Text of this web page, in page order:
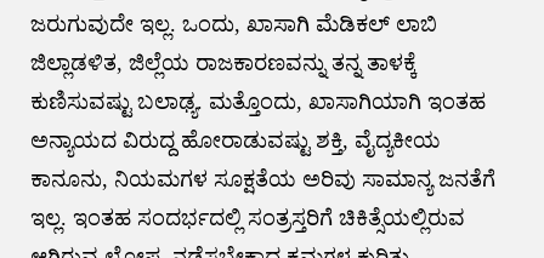
ಜರುಗುವುದೇ ಇಲ್ಲ. ಒಂದು, ಖಾಸಾಗಿ ಮೆಡಿಕಲ್ ಲಾಬಿ
ಜಿಲ್ಲಾಡಳಿತ, ಜಿಲ್ಲೆಯ ರಾಜಕಾರಣವನ್ನು ತನ್ನ ತಾಳಕ್ಕೆ
ಕುಣಿಸುವಷ್ಟು ಬಲಾಢ್ಯ‌. ಮತ್ತೊಂದು, ಖಾಸಾಗಿಯಾಗಿ ಇಂತಹ
ಅನ್ಯಾಯದ ವಿರುದ್ದ ಹೋರಾಡುವಷ್ಟು ಶಕ್ತಿ, ವೈದ್ಯಕೀಯ
ಕಾನೂನು, ನಿಯಮಗಳ ಸೂಕ್ಷತೆಯ ಅರಿವು ಸಾಮಾನ್ಯ ಜನತೆಗೆ
ಇಲ್ಲ. ಇಂತಹ ಸಂದರ್ಭದಲ್ಲಿ ಸಂತ್ರಸ್ತರಿಗೆ ಚಿಕಿತ್ಸೆಯಲ್ಲಿರುವ